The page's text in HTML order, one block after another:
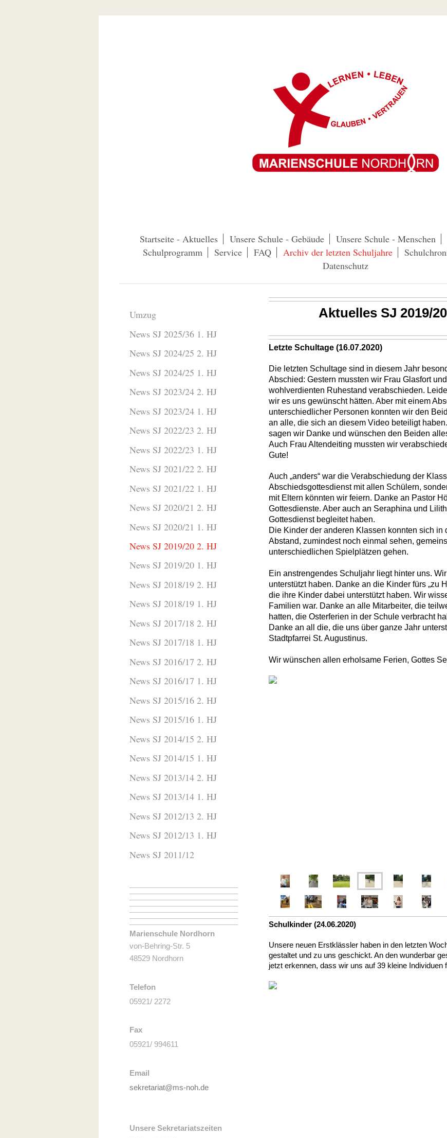
Startseite - Aktuelles Unsere Schule - Gebäude Unsere Schule - Menschen
Schulprogramm
Service FAQ Archiv der letzten Schuljahre
Datenschutz
Aktuelles SJ 2019/
Letzte Schultage (16.07.2020)
Die letzten Schultage sind in diesem Jahr
Abschied: Gestern mussten wir Frau Glasfort
wohlverdienten Ruhestand verabschieden.
wir es uns gewünscht hätten. Aber mit einem
unterschiedlicher Personen konnten wir den
an alle, die sich an diesem Video beteiligt
sagen wir Danke und wünschen den Beiden
Auch Frau Altendeiting mussten wir
Gute!
Auch „anders“ war die Verabschiedung der
Abschiedsgottesdienst mit allen Schülern,
mit Eltern könnten wir feiern. Danke an Pastor
Gottesdienste. Aber auch an Seraphina und
Gottesdienst begleitet haben.
Die Kinder der anderen Klassen konnten sich in
Abstand, zumindest noch einmal sehen,
unterschiedlichen Spielplätzen gehen.
Ein anstrengendes Schuljahr liegt hinter uns.
unterstützt haben. Danke an die Kinder fürs „zu
die ihre Kinder dabei unterstützt haben. Wir
Familien war. Danke an alle Mitarbeiter, die
hatten, die Osterferien in der Schule verbracht
Danke an all die, die uns über ganze Jahr
Stadtpfarrei St. Augustinus.
Wir wünschen allen erholsame Ferien, Gottes
Schulkinder (24.06.2020)
Unsere neuen Erstklässler haben in den letzten
gestaltet und zu uns geschickt. An den wunderbar
jetzt erkennen, dass wir uns auf 39 kleine Individuen
Umzug
News SJ 2025/36 1. HJ
News SJ 2024/25 2. HJ
News SJ 2024/25 1. HJ
News SJ 2023/24 2. HJ
News SJ 2023/24 1. HJ
News SJ 2022/23 2. HJ
News SJ 2022/23 1. HJ
News SJ 2021/22 2. HJ
News SJ 2021/22 1. HJ
News SJ 2020/21 2. HJ
News SJ 2020/21 1. HJ
News SJ 2019/20 2. HJ
News SJ 2019/20 1. HJ
News SJ 2018/19 2. HJ
News SJ 2018/19 1. HJ
News SJ 2017/18 2. HJ
News SJ 2017/18 1. HJ
News SJ 2016/17 2. HJ
News SJ 2016/17 1. HJ
News SJ 2015/16 2. HJ
News SJ 2015/16 1. HJ
News SJ 2014/15 2. HJ
News SJ 2014/15 1. HJ
News SJ 2013/14 2. HJ
News SJ 2013/14 1. HJ
News SJ 2012/13 2. HJ
News SJ 2012/13 1. HJ
News SJ 2011/12
Marienschule Nordhorn
von-Behring-Str. 5
48529 Nordhorn
Telefon
05921/ 2272
Fax
05921/ 994611
Email
sekretariat@ms-noh.de
Unsere Sekretariatszeiten